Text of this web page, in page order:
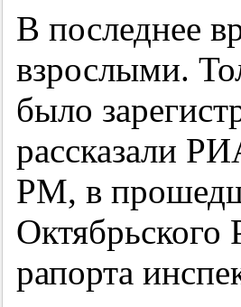
В последнее
взрослыми.
было
рассказали
РМ, в
рапорта